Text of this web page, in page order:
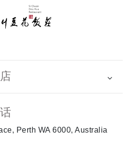
Perth WA 6000, Australia